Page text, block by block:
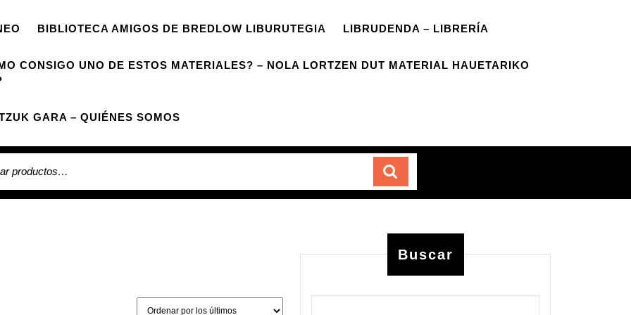
BIBLIOTECA AMIGOS DE BREDLOW LIBURUTEGIA LIBRUDENDA – LIBRERÍA
CONSIGO UNO DE ESTOS MATERIALES? – NOLA LORTZEN DUT MATERIAL HAUETARIKO
GARA – QUIÉNES SOMOS
Buscar